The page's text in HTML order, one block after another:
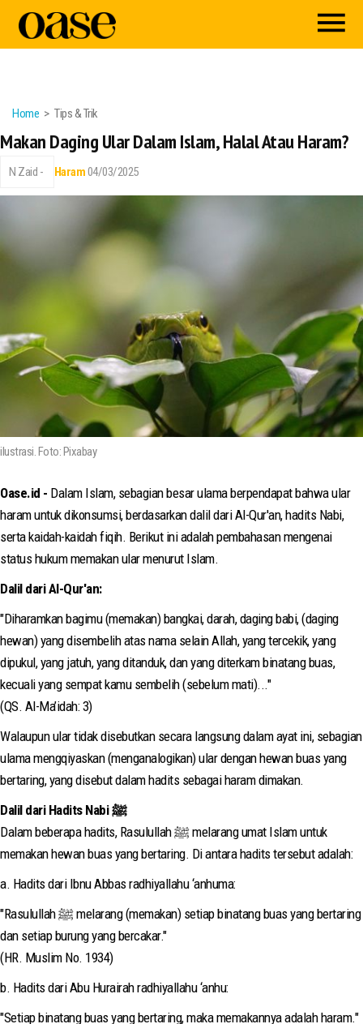
Home Tips & Trik
Makan Daging Ular Dalam Islam, Halal Atau Haram?
N Zaid - Haram04/03/2025
ilustrasi. Foto: Pixabay
Oase.id - Dalam Islam, sebagian besar ulama berpendapat bahwa ular
haram untuk dikonsumsi, berdasarkan dalil dari Al-Qur'an, hadits Nabi,
serta kaidah-kaidah fiqih. Berikut ini adalah pembahasan mengenai
status hukum memakan ular menurut Islam.
Dalil dari Al-Qur'an:
"Diharamkan bagimu (memakan) bangkai, darah, daging babi, (daging
hewan) yang disembelih atas nama selain Allah, yang tercekik, yang
dipukul, yang jatuh, yang ditanduk, dan yang diterkam binatang buas,
kecuali yang sempat kamu sembelih (sebelum mati)..."
(QS. Al-Ma’idah: 3)
Walaupun ular tidak disebutkan secara langsung dalam ayat ini, sebagian
ulama mengqiyaskan (menganalogikan) ular dengan hewan buas yang
bertaring, yang disebut dalam hadits sebagai haram dimakan.
Dalil dari Hadits Nabi ﷺ
Dalam beberapa hadits, Rasulullah ﷺ melarang umat Islam untuk
memakan hewan buas yang bertaring. Di antara hadits tersebut adalah:
a. Hadits dari Ibnu Abbas radhiyallahu ‘anhuma:
"Rasulullah ﷺ melarang (memakan) setiap binatang buas yang bertaring
dan setiap burung yang bercakar."
(HR. Muslim No. 1934)
b. Hadits dari Abu Hurairah radhiyallahu ‘anhu:
"Setiap binatang buas yang bertaring, maka memakannya adalah haram."